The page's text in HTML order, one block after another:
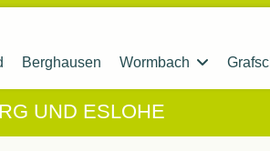
Berghausen Wormbach
UND ESLOHE